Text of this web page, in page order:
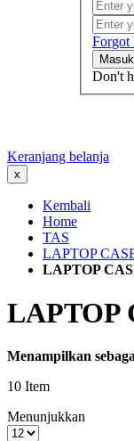
Forgot
Masuk
Don't
Keranjang belanja
x
Kembali
Home
TAS
LAPTOP
LAPTOP
LAPTOP
Menampilkan
10 Item
Menunjukkan